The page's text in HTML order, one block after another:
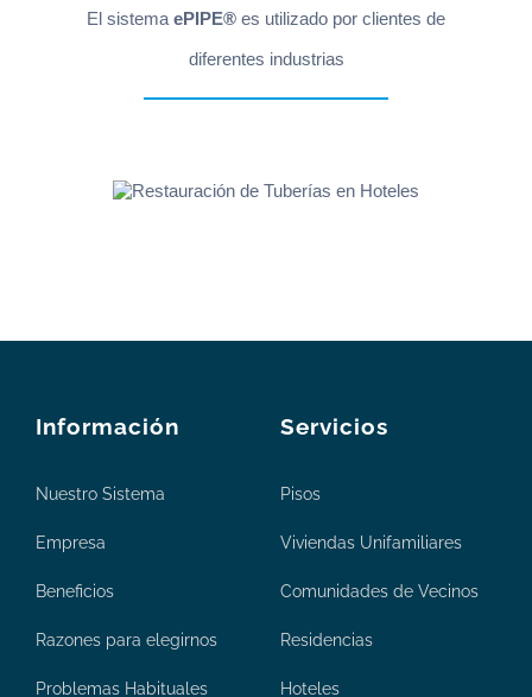
El sistema ePIPE® es utilizado por clientes de
diferentes industrias
Información Servicios